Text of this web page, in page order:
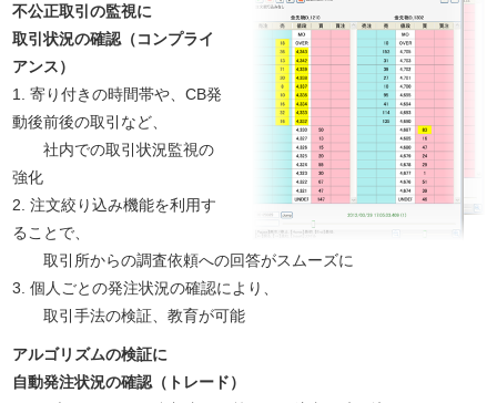
不公正取引の監視に
取引状況の確認（コンプライ
アンス）
1. 寄り付きの時間帯や、CB発
動後前後の取引など、
社内での取引状況監視の
強化
2. 注文絞り込み機能を利用す
ることで、
取引所からの調査依頼への回答がスムーズに
3. 個人ごとの発注状況の確認により、
取引手法の検証、教育が可能
アルゴリズムの検証に
自動発注状況の確認（トレード）